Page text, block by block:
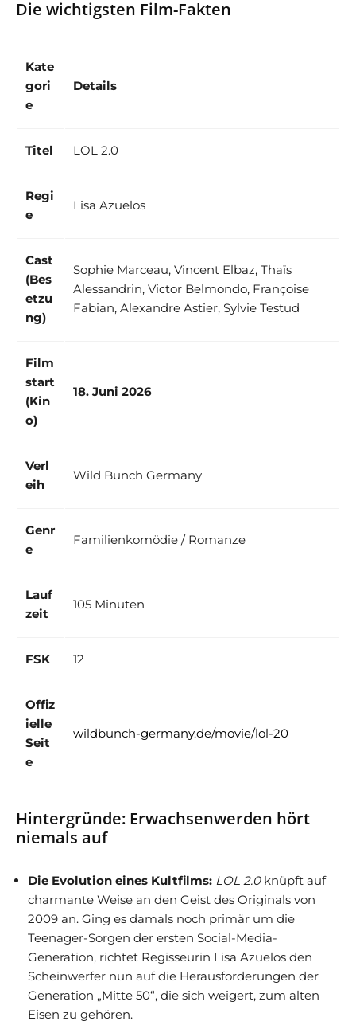
Die wichtigsten Film-Fakten
Kate
gori
e
Details
Titel LOL 2.0
Regi
e
Lisa Azuelos
Cast
(Bes
etzu
ng)
Sophie Marceau, Vincent Elbaz, Thaïs
Alessandrin, Victor Belmondo, Françoise
Fabian, Alexandre Astier, Sylvie Testud
Film
start
(Kin
o)
18. Juni 2026
Verl
eih
Wild Bunch Germany
Genr
e
Familienkomödie / Romanze
Lauf
zeit
105 Minuten
FSK 12
Offiz
ielle
Seit
e
wildbunch-germany.de/movie/lol-20
Hintergründe: Erwachsenwerden hört
niemals auf
Die Evolution eines Kultfilms: LOL 2.0knüpft auf
charmante Weise an den Geist des Originals von
2009 an. Ging es damals noch primär um die
Teenager-Sorgen der ersten Social-Media-
Generation, richtet Regisseurin Lisa Azuelos den
Scheinwerfer nun auf die Herausforderungen der
Generation „Mitte 50“, die sich weigert, zum alten
Eisen zu gehören.